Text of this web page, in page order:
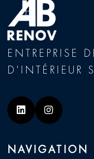
ENTREPRISE
D'INTÉRIEUR
Linkedin Instagram
NAVIGATION